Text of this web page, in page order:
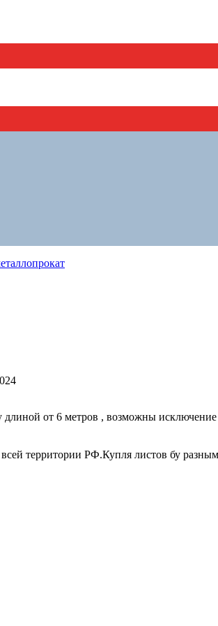
от 6 метров , возможны исключение
территории РФ.Купля листов бу